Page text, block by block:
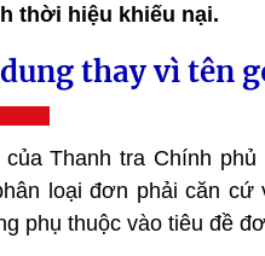
thời hiệu khiếu nại.
thay vì tên
Thanh tra Chính
loại đơn phải căn cứ
phụ thuộc vào tiêu đề